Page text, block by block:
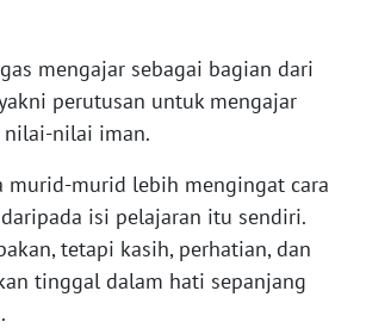
mengajar sebagai bagian dari
perutusan untuk mengajar
nilai iman.
murid-murid lebih mengingat cara
isi pelajaran itu sendiri.
tetapi kasih, perhatian, dan
tinggal dalam hati sepanjang